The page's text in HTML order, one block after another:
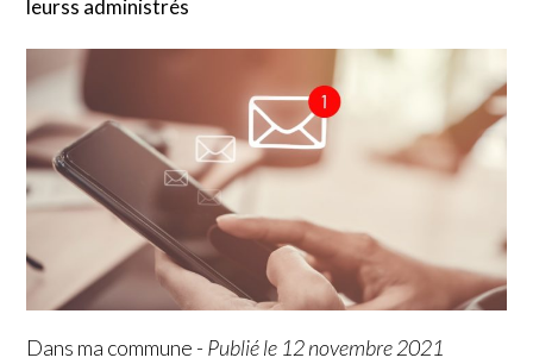
leurss administrés
Dans ma commune - Publié le 12 novembre 2021